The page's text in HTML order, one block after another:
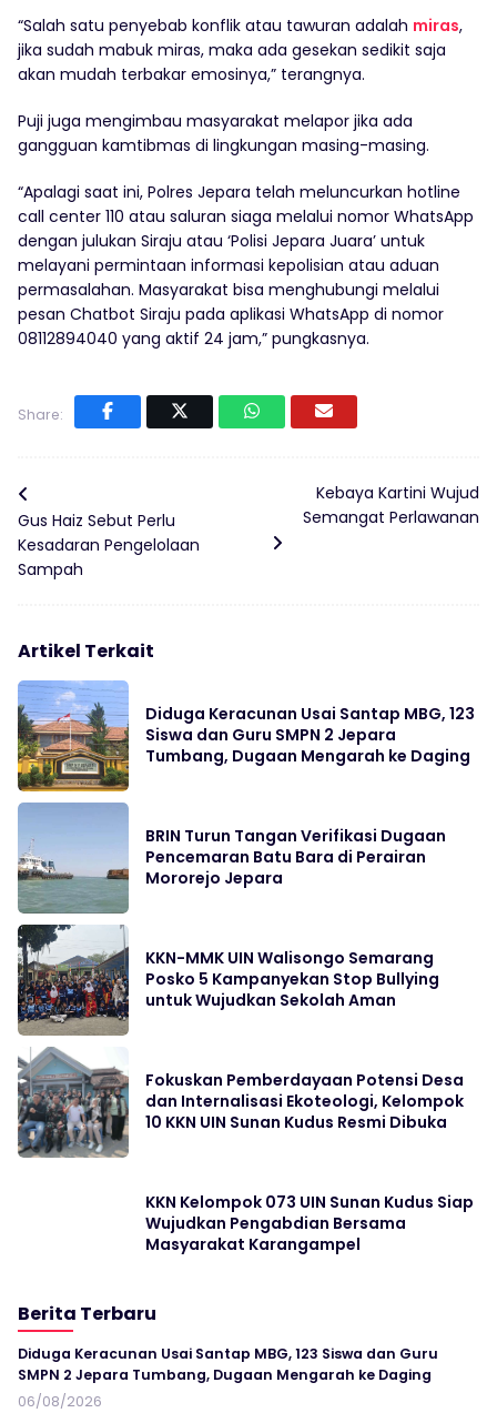
“Salah satu penyebab konflik atau tawuran adalah miras,
jika sudah mabuk miras, maka ada gesekan sedikit saja
akan mudah terbakar emosinya,” terangnya.
Puji juga mengimbau masyarakat melapor jika ada
gangguan kamtibmas di lingkungan masing-masing.
“Apalagi saat ini, Polres Jepara telah meluncurkan hotline
call center 110 atau saluran siaga melalui nomor WhatsApp
dengan julukan Siraju atau ‘Polisi Jepara Juara’ untuk
melayani permintaan informasi kepolisian atau aduan
permasalahan. Masyarakat bisa menghubungi melalui
pesan Chatbot Siraju pada aplikasi WhatsApp di nomor
08112894040 yang aktif 24 jam,” pungkasnya.
Share:
Gus Haiz Sebut Perlu
Kesadaran Pengelolaan
Sampah
Kebaya Kartini Wujud
Semangat Perlawanan
Artikel Terkait
Diduga Keracunan Usai Santap MBG, 123
Siswa dan Guru SMPN 2 Jepara
Tumbang, Dugaan Mengarah ke Daging
BRIN Turun Tangan Verifikasi Dugaan
Pencemaran Batu Bara di Perairan
Mororejo Jepara
KKN-MMK UIN Walisongo Semarang
Posko 5 Kampanyekan Stop Bullying
untuk Wujudkan Sekolah Aman
Fokuskan Pemberdayaan Potensi Desa
dan Internalisasi Ekoteologi, Kelompok
10 KKN UIN Sunan Kudus Resmi Dibuka
KKN Kelompok 073 UIN Sunan Kudus Siap
Wujudkan Pengabdian Bersama
Masyarakat Karangampel
Berita Terbaru
Diduga Keracunan Usai Santap MBG, 123 Siswa dan Guru
SMPN 2 Jepara Tumbang, Dugaan Mengarah ke Daging
06/08/2026